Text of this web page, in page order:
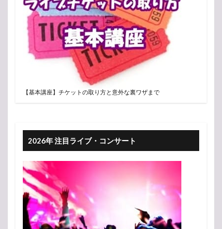
【基本講座】チケットの取り方と意外な裏ワザまで
2026年 注目ライブ・コンサート